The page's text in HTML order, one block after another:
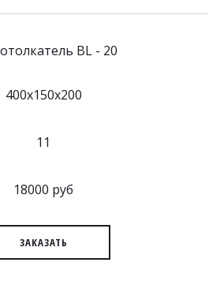
BL - 20
400x150x200
11
18000 руб
ЗАКАЗАТЬ